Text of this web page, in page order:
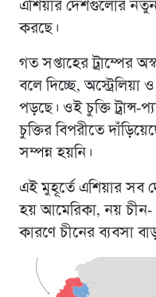
এশিয়ার দেশগুলোর
করছে।
গত সপ্তাহের ট্রাম্পের
বলে দিচ্ছে, অস্ট্রেলিয়া
পড়ছে। ওই চুক্তি ট্রান্স-
চুক্তির বিপরীতে
সম্পন্ন হয়নি।
এই মুহূর্তে এশিয়ার সব
হয় আমেরিকা, নয় চীন-
কারণে চীনের ব্যবসা